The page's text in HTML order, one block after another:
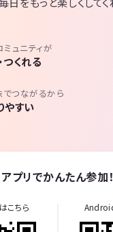
ミュニティが
つくれる
つながるから
やすい
アプリでかんたん参加！
こちら